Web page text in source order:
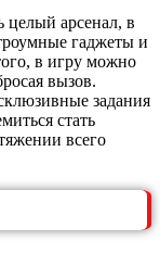
целый арсенал, в
гаджеты и
в игру можно
вызов.
задания
стать
всего